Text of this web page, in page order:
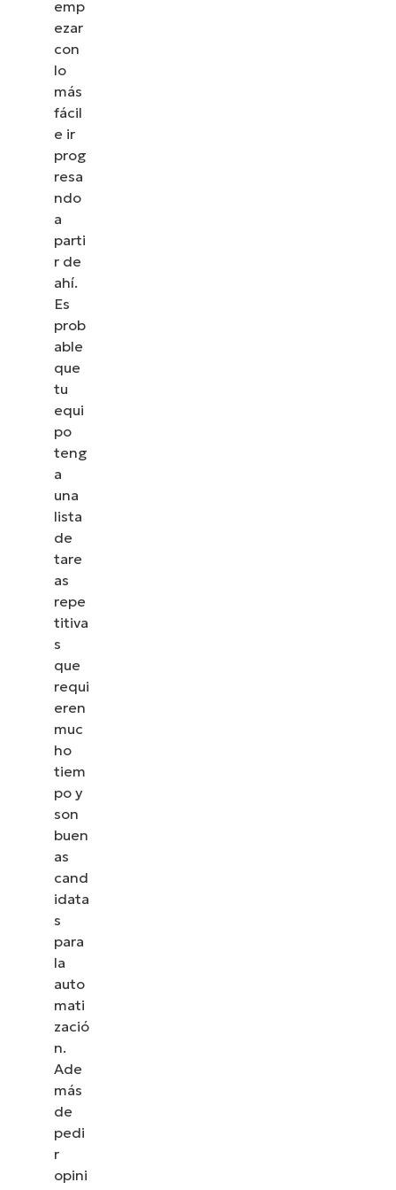
emp
ezar
con
lo
más
fácil
e ir
prog
resa
ndo
a
parti
r de
ahí.
Es
prob
able
que
tu
equi
po
teng
a
una
lista
de
tare
as
repe
titiva
s
que
requi
eren
muc
ho
tiem
po y
son
buen
as
cand
idata
s
para
la
auto
mati
zació
n.
Ade
más
de
pedi
r
opini